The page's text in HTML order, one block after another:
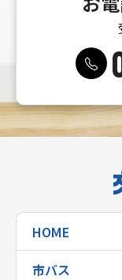
HOME
市バス